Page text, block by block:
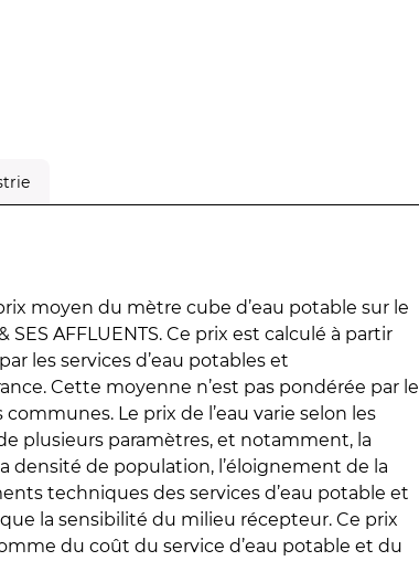
moyen du mètre cube d’eau potable sur le
SES AFFLUENTS. Ce prix est calculé à partir
les services d’eau potables et
Cette moyenne n’est pas pondérée par le
Le prix de l’eau varie selon les
plusieurs paramètres, et notamment, la
densité de population, l’éloignement de la
techniques des services d’eau potable et
la sensibilité du milieu récepteur. Ce prix
du coût du service d’eau potable et du